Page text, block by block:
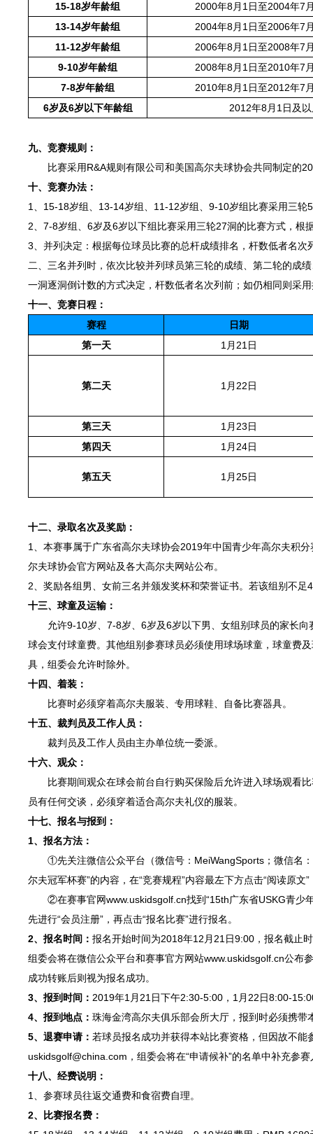
15-18岁年龄组
2000年8月1日至2004年7
13-14岁年龄组
2004年8月1日至2006年7
11-12岁年龄组
2006年8月1日至2008年7
9-10岁年龄组
2008年8月1日至2010年7
7-8岁年龄组
2010年8月1日至2012年7
6岁及6岁以下年龄组
2012年8月1日及
九、竞赛规则：
比赛采用R&A规则有限公司和美国高尔夫球协会共同制定的
十、竞赛办法：
1、15-18岁组、13-14岁组、11-12岁组、9-10岁组比赛采用三
2、7-8岁组、6岁及6岁以下组比赛采用三轮27洞的比赛方式，根
3、并列决定：根据每位球员比赛的总杆成绩排名，杆数低者名
二、三名并列时，依次比较并列球员第三轮的成绩、第二轮的成
一洞逐洞倒计数的方式决定，杆数低者名次列前；如仍相同则采
十一、竞赛日程：
赛程
日期
第一天
1月21日
第二天 1月22日
第三天
1月23日
第四天
1月24日
第五天 1月25日
十二、录取名次及奖励：
1、本赛事属于广东省高尔夫球协会2019年中国青少年高尔夫积
尔夫球协会官方网站及各大高尔夫网站公布。
2、奖励各组男、女前三名并颁发奖杯和荣誉证书。若该组别不
十三、球童及运输：
允许9-10岁、7-8岁、6岁及6岁以下男、女组别球员的家长向
球会支付球童费。其他组别参赛球员必须使用球场球童，球童费
具，组委会允许时除外。
十四、着装：
比赛时必须穿着高尔夫服装、专用球鞋、自备比赛器具。
十五、裁判员及工作人员：
裁判员及工作人员由主办单位统一委派。
十六、观众：
比赛期间观众在球会前台自行购买保险后允许进入球场观看比
员有任何交谈，必须穿着适合高尔夫礼仪的服装。
十七、报名与报到：
1、报名方法：
①先关注微信公众平台（微信号：MeiWangSports；微信名：
尔夫冠军杯赛”的内容，在“竞赛规程”内容最左下方点击“阅读原文
②在赛事官网www.uskidsgolf.cn找到“15th广东省USKG青少年
先进行“会员注册”，再点击“报名比赛”进行报名。
2、报名时间： 报名开始时间为2018年12月21日9:00，报名截止
组委会将在微信公众平台和赛事官方网站www.uskidsgolf.cn公布
成功转账后则视为报名成功。
3、报到时间： 2019年1月21日下午2:30-5:00，1月22日8:00-
4、报到地点： 珠海金湾高尔夫俱乐部会所大厅，报到时必须携带
5、退赛申请： 若球员报名成功并获得本站比赛资格，但因故不能
uskidsgolf@china.com，组委会将在“申请候补”的名单中补充参
十八、经费说明：
1、参赛球员往返交通费和食宿费自理。
2、比赛报名费：